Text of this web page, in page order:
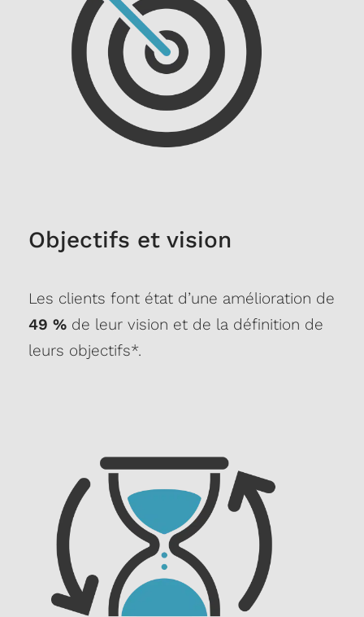
Objectifs et vision
Les clients font état d’une amélioration de
49 % de leur vision et de la définition de
leurs objectifs*.